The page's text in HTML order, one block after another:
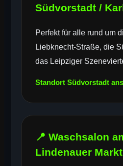
Südvorstadt /
Perfekt für alle rund um
Liebknecht-Straße, die
das Leipziger
Standort Südvorstadt
📍 Waschsalon
Lindenauer Markt